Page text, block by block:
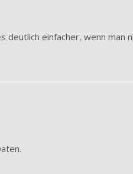
deutlich einfacher, wenn man